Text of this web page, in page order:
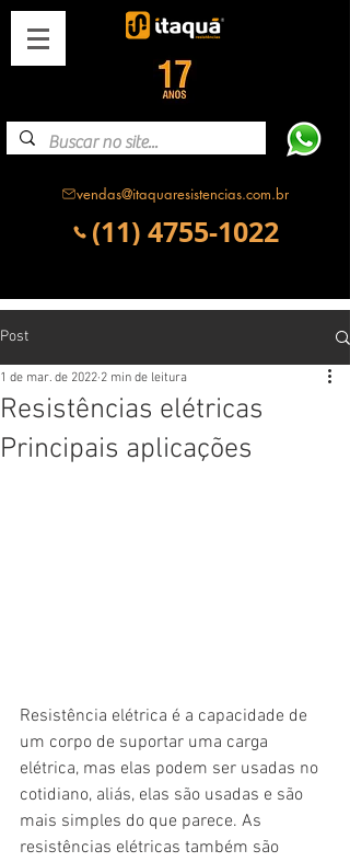
vendas@itaquaresistencias.com.br
(11) 4755-1022
Post
Resistências elétricas
Principais aplicações
1 de mar. de 2022 2 min de leitura
Resistência elétrica é a capacidade de
um corpo de suportar uma carga
elétrica, mas elas podem ser usadas no
cotidiano, aliás, elas são usadas e são
mais simples do que parece. As
resistências elétricas também são